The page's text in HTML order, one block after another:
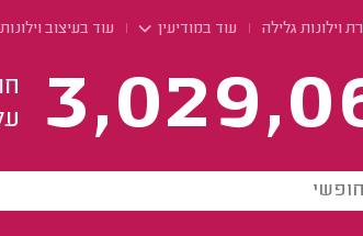
וילונות גלילה עוד במודיעין עוד בעיצוב